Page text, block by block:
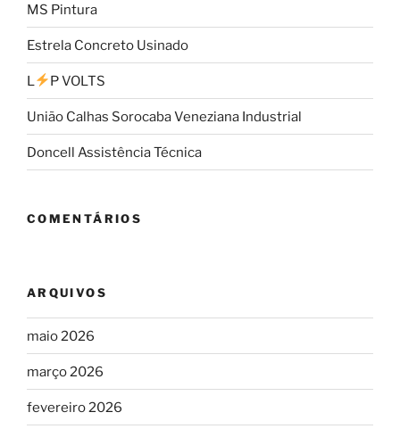
MS Pintura
Estrela Concreto Usinado
L P VOLTS
União Calhas Sorocaba Veneziana Industrial
Doncell Assistência Técnica
COMENTÁRIOS
ARQUIVOS
maio 2026
março 2026
fevereiro 2026